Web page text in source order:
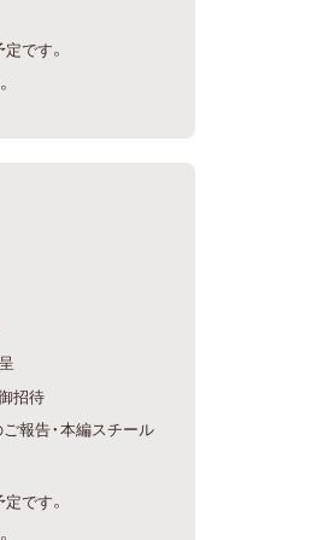
です。
招待
報告・本編スチール
です。